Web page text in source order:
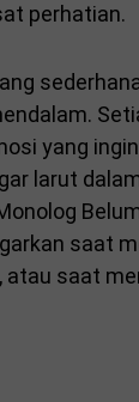
perhatian.
yang
larut
saat
atau saat